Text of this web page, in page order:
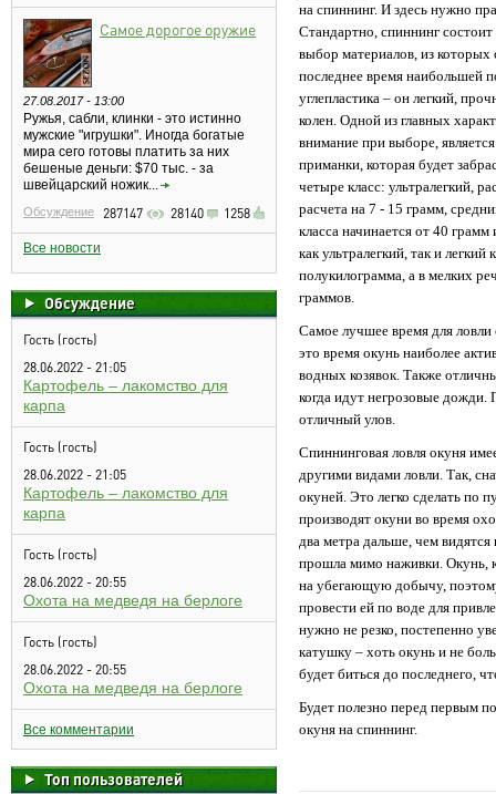
Самое дорогое оружие
27.08.2017 - 13:00
Ружья, сабли, клинки - это истинно
мужские "игрушки". Иногда богатые
мира сего готовы платить за них
бешеные деньги: $70 тыс. - за
швейцарский ножик...
Обсуждение 287147 28140 1258
Все новости
Обсуждение
Гость (гость)
28.06.2022 - 21:05
Картофель – лакомство для
карпа
Гость (гость)
28.06.2022 - 21:05
Картофель – лакомство для
карпа
Гость (гость)
28.06.2022 - 20:55
Охота на медведя на берлоге
Гость (гость)
28.06.2022 - 20:55
Охота на медведя на берлоге
Все комментарии
Топ пользователей
на спиннинг. И здесь нужно
Стандартно, спиннинг
выбор материалов, из которых
последнее время наибольшей
углепластика – он легкий,
колен. Одной из главных
внимание при выборе,
приманки, которая будет
четыре класс: ультралегкий,
расчета на 7 - 15 грамм,
класса начинается от 40
как ультралегкий, так и легкий
полукилограмма, а в мелких
граммов.
Самое лучшее время для
это время окунь наиболее
водных козявок. Также
когда идут негрозовые дожди.
отличный улов.
Спиннинговая ловля окуня
другими видами ловли. Так,
окуней. Это легко сделать по
производят окуни во время
два метра дальше, чем
прошла мимо наживки. Окунь,
на убегающую добычу,
провести ей по воде для
нужно не резко, постепенно
катушку – хоть окунь и не
будет биться до последнего,
Будет полезно перед первым
окуня на спиннинг.